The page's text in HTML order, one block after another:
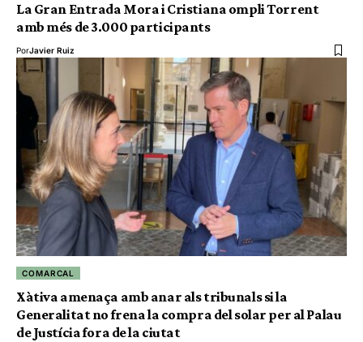
La Gran Entrada Mora i Cristiana ompli Torrent
amb més de 3.000 participants
PorJavier Ruiz
COMARCAL
Xàtiva amenaça amb anar als tribunals si la
Generalitat no frena la compra del solar per al Palau
de Justícia fora de la ciutat